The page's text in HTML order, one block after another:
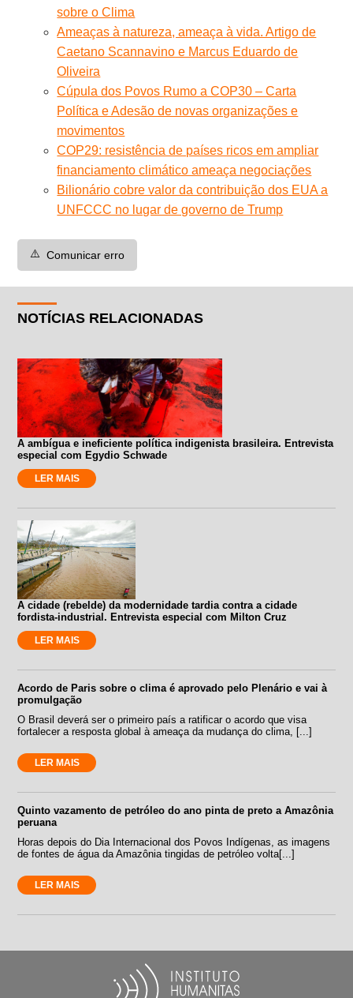
sobre o Clima
Ameaças à natureza, ameaça à vida. Artigo de
Caetano Scannavino e Marcus Eduardo de
Oliveira
Cúpula dos Povos Rumo a COP30 – Carta
Política e Adesão de novas organizações e
movimentos
COP29: resistência de países ricos em ampliar
financiamento climático ameaça negociações
Bilionário cobre valor da contribuição dos EUA a
UNFCCC no lugar de governo de Trump
⚠️ Comunicar erro
NOTÍCIAS RELACIONADAS
A ambígua e ineficiente política indigenista brasileira. Entrevista
especial com Egydio Schwade
LER MAIS
A cidade (rebelde) da modernidade tardia contra a cidade
fordista-industrial. Entrevista especial com Milton Cruz
LER MAIS
Acordo de Paris sobre o clima é aprovado pelo Plenário e vai à
promulgação
O Brasil deverá ser o primeiro país a ratificar o acordo que visa
fortalecer a resposta global à ameaça da mudança do clima, [...]
LER MAIS
Quinto vazamento de petróleo do ano pinta de preto a Amazônia
peruana
Horas depois do Dia Internacional dos Povos Indígenas, as imagens
de fontes de água da Amazônia tingidas de petróleo volta[...]
LER MAIS